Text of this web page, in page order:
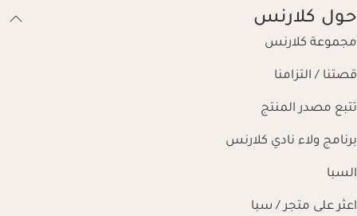
حول كلارنس
مجموعة كلارنس
قصتنا / التزامنا
تتبع مصدر المنتج
برنامج ولاء نادي كلارنس
السبا
اعثر على متجر / سبا